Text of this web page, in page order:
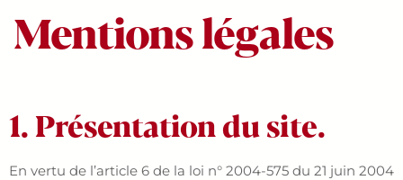
Mentions légales
1. Présentation du site.
En vertu de l’article 6 de la loi n° 2004-575 du 21 juin 2004